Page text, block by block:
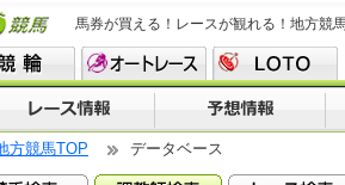
馬券が買える！レースが観れる！地方競
方競馬TOP データベース